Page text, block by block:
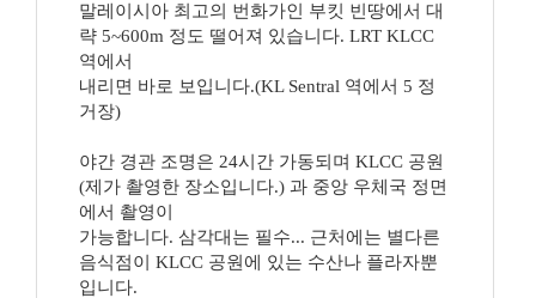
말레이시아 최고의 번화가인 부킷 빈땅에서 대
략 5~600m 정도 떨어져 있습니다. LRT KLCC
역에서
내리면 바로 보입니다.(KL Sentral 역에서 5 정
거장)
야간 경관 조명은 24시간 가동되며 KLCC 공원
(제가 촬영한 장소입니다.) 과 중앙 우체국 정면
에서 촬영이
가능합니다. 삼각대는 필수... 근처에는 별다른
음식점이 KLCC 공원에 있는 수산나 플라자뿐
입니다.